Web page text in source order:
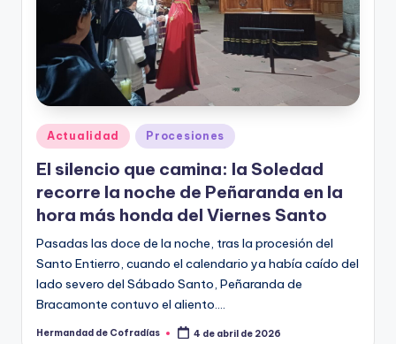
Publicado
en
Actualidad Procesiones
El silencio que camina: la Soledad
recorre la noche de Peñaranda en la
hora más honda del Viernes Santo
Pasadas las doce de la noche, tras la procesión del
Santo Entierro, cuando el calendario ya había caído del
lado severo del Sábado Santo, Peñaranda de